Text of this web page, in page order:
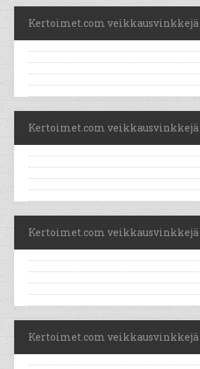
Kertoimet.com veikkausvinkkejä
Kertoimet.com veikkausvinkkejä
Kertoimet.com veikkausvinkkejä
Kertoimet.com veikkausvinkkejä